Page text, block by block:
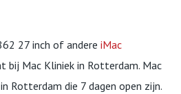
27 inch of andere iMac
bij Mac Kliniek in Rotterdam. Mac
Rotterdam die 7 dagen open zijn.